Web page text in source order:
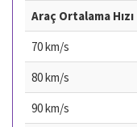
Araç Ortalama Hızı
70 km/s
80 km/s
90 km/s